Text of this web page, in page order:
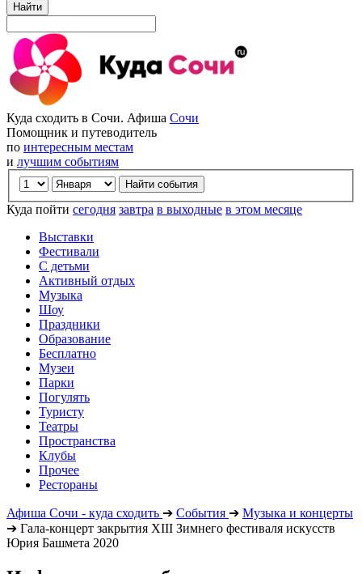
Найти
Куда сходить в Сочи. Афиша Сочи
Помощник и путеводитель
по интересным местам
и лучшим событиям
Куда пойти сегодня завтра в выходные в этом месяце
Выставки
Фестивали
С детьми
Активный отдых
Музыка
Шоу
Праздники
Образование
Бесплатно
Музеи
Парки
Погулять
Туристу
Театры
Пространства
Клубы
Прочее
Рестораны
Афиша Сочи - куда сходить ➔ События ➔ Музыка и концерты
➔ Гала-концерт закрытия XIII Зимнего фестиваля искусств
Юрия Башмета 2020